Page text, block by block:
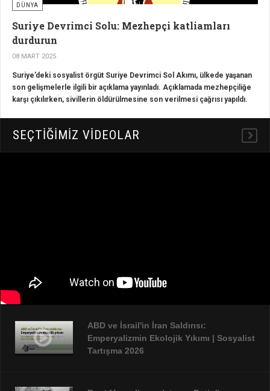
DÜNYA
Suriye Devrimci Solu: Mezhepçi katliamları
durdurun
08 MART 2025
Suriye’deki sosyalist örgüt Suriye Devrimci Sol Akımı, ülkede yaşanan
son gelişmelerle ilgili bir açıklama yayınladı. Açıklamada mezhepçiliğe
karşı çıkılırken, sivillerin öldürülmesine son verilmesi çağrısı yapıldı.
SEÇTIĞIMIZ VIDEOLAR
ABD ve İsrail'in İran Saldırısı:
Emperyalizmin Ekolojik Yıkımı | Sosyalist
Tartışma 2026